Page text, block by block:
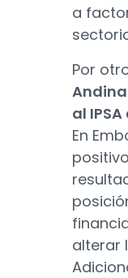
a
Por
al
En
alterar